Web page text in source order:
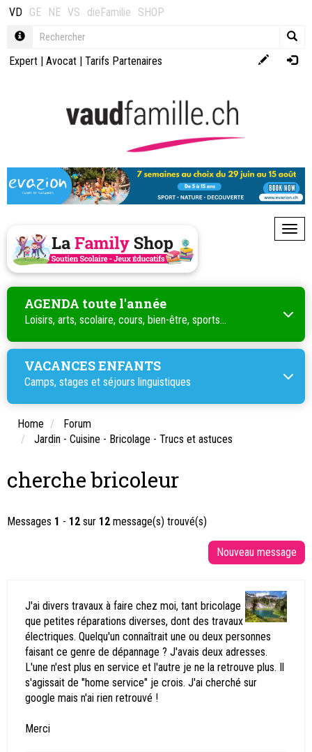
VD GE NE VS dieFamilie SHOP
Expert | Avocat | Tarifs Partenaires
AGENDA toute l'année
Loisirs, arts, scolaire, cours, bien-être, sports...
VACANCES ENFANTS
Camps, stages et séjours linguistiques
Home
Forum
Jardin - Cuisine - Bricolage - Trucs et astuces
cherche bricoleur
Messages 1 - 12 sur 12 message(s) trouvé(s)
J'ai divers travaux à faire chez moi, tant bricolage
que petites réparations diverses, dont des travaux
électriques. Quelqu'un connaîtrait une ou deux personnes
faisant ce genre de dépannage ? J'avais deux adresses.
L'une n'est plus en service et l'autre je ne la retrouve plus. Il
s'agissait de "home service" je crois. J'ai cherché sur
google mais n'ai rien retrouvé !
Merci